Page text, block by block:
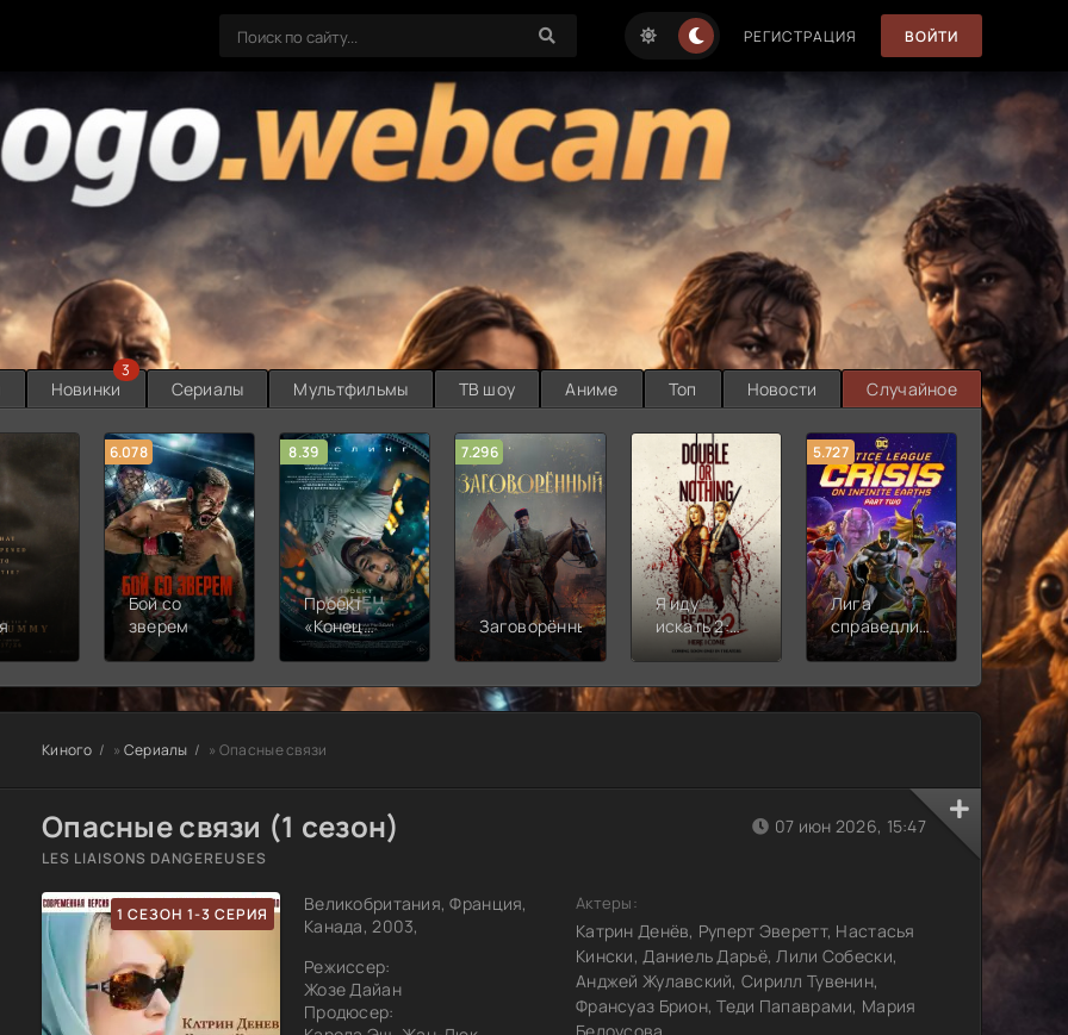
РЕГИСТРАЦИЯ ВОЙТИ
Новинки
3
Сериалы Мультфильмы ТВ шоу Аниме Топ Новости Случайное
6.078
Бой со
зверем
8.39
Проект
«Конец
света»
7.296
Заговорённый
Я иду
искать 2:
Вот и я
5.727
Лига
справедливости:
Кризис на
землях.
Часть 2
8.889
Новая
смена
Киного » Сериалы » Опасные связи
Опасные связи (1 сезон)
LES LIAISONS DANGEREUSES
1 СЕЗОН 1-3 СЕРИЯ
Великобритания, Франция,
Канада, 2003,
Режиссер:
Жозе Дайан
Продюсер:
07 июн 2026, 15:47
Актеры:
Катрин Денёв, Руперт Эверетт, Настасья
Кински, Даниель Дарьё, Лили Собески,
Анджей Жулавский, Сирилл Тувенин,
Франсуаз Брион, Теди Папаврами, Мария